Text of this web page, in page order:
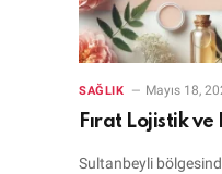
SAĞLIK Mayıs 18,
Fırat Lojistik
Sultanbeyli